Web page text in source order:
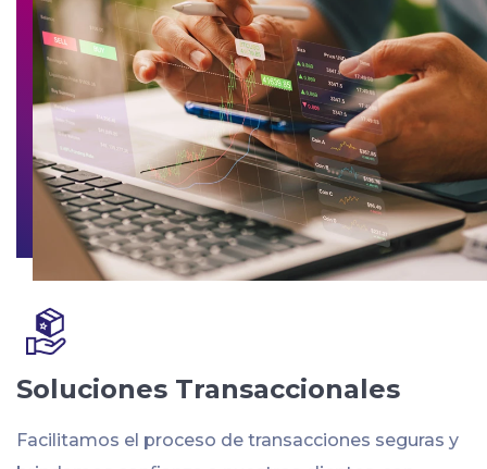
Soluciones Transaccionales
Facilitamos el proceso de transacciones seguras y